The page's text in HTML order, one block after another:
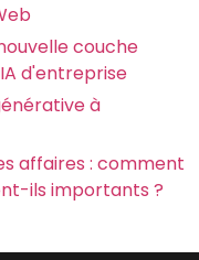
couche
d'entreprise
à
affaires : comment
ils importants ?